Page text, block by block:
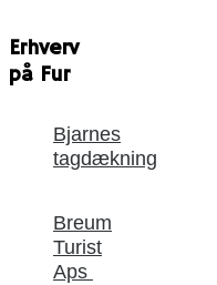
Erhverv
på Fur
Bjarnes
tagdækning
Breum
Turist
Aps